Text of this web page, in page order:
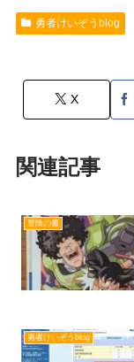
勇者けいぞうblog
X
関連記事
冒険の書
勇者けいぞうblog